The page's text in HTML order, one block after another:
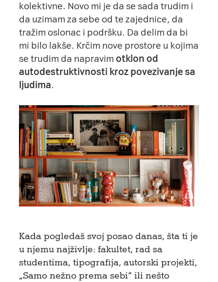
kolektivne. Novo mi je da se sada trudim i
da uzimam za sebe od te zajednice, da
tražim oslonac i podršku. Da delim da bi
mi bilo lakše. Krčim nove prostore u kojima
se trudim da napravimotklon od
autodestruktivnosti kroz povezivanje sa
ljudima.
Kada pogledaš svoj posao danas, šta ti je
u njemu najživlje: fakultet, rad sa
studentima, tipografija, autorski projekti,
„Samo nežno prema sebi“ ili nešto